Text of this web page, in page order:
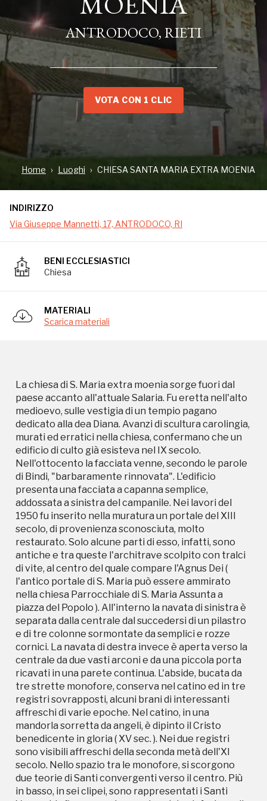
ANTRODOCO, RIETI
VOTA CON 1 CLIC
Home Luoghi CHIESA SANTA MARIA EXTRA MOENIA
INDIRIZZO
Via Giuseppe Mannetti, 17, ANTRODOCO, RI
BENI ECCLESIASTICI
Chiesa
MATERIALI
Scarica materiali
La chiesa di S. Maria extra moenia sorge fuori dal
paese accanto all'attuale Salaria. Fu eretta nell'alto
medioevo, sulle vestigia di un tempio pagano
dedicato alla dea Diana. Avanzi di scultura carolingia,
murati ed erratici nella chiesa, confermano che un
edificio di culto già esisteva nel IX secolo.
Nell'ottocento la facciata venne, secondo le parole
di Bindi, "barbaramente rinnovata". L'edificio
presenta una facciata a capanna semplice,
addossata a sinistra del campanile. Nei lavori del
1950 fu inserito nella muratura un portale del XIII
secolo, di provenienza sconosciuta, molto
restaurato. Solo alcune parti di esso, infatti, sono
antiche e tra queste l'architrave scolpito con tralci
di vite, al centro del quale compare l'Agnus Dei (
l'antico portale di S. Maria può essere ammirato
nella chiesa Parrocchiale di S. Maria Assunta a
piazza del Popolo ). All'interno la navata di sinistra è
separata dalla centrale dal succedersi di un pilastro
e di tre colonne sormontate da semplici e rozze
cornici. La navata di destra invece è aperta verso la
centrale da due vasti arconi e da una piccola porta
ricavati in una parete continua. L'abside, bucata da
tre strette monofore, conserva nel catino ed in tre
registri sovrapposti, alcuni brani di interessanti
affreschi di varie epoche. Nel catino, in una
mandorla sorretta da angeli, è dipinto il Cristo
benedicente in gloria ( XV sec. ). Nei due registri
sono visibili affreschi della seconda metà dell'XI
secolo. Nello spazio tra le monofore, si scorgono
due teorie di Santi convergenti verso il centro. Più
in basso, in sei clipei, sono rappresentati i Santi
INDIRIZZO
La chiesa di S. Maria extra moenia sorge fuori dal
paese accanto all'attuale Salaria. Fu eretta nell'alto
medioevo, sulle vestigia di un tempio pagano
edificio di culto già esisteva nel IX secolo.
Nell'ottocento la facciata venne, secondo le parole
secolo, di provenienza sconosciuta, molto
restaurato. Solo alcune parti di esso, infatti, sono
antiche e tra queste l'architrave scolpito con tralci
di vite, al centro del quale compare l'Agnus Dei (
l'antico portale di S. Maria può essere ammirato
nella chiesa Parrocchiale di S. Maria Assunta a
piazza del Popolo ). All'interno la navata di sinistra è
separata dalla centrale dal succedersi di un pilastro
e di tre colonne sormontate da semplici e rozze
cornici. La navata di destra invece è aperta verso la
centrale da due vasti arconi e da una piccola porta
ricavati in una parete continua. L'abside, bucata da
tre strette monofore, conserva nel catino ed in tre
registri sovrapposti, alcuni brani di interessanti
affreschi di varie epoche. Nel catino, in una
mandorla sorretta da angeli, è dipinto il Cristo
benedicente in gloria ( XV sec. ). Nei due registri
sono visibili affreschi della seconda metà dell'XI
secolo. Nello spazio tra le monofore, si scorgono
due teorie di Santi convergenti verso il centro. Più
in basso, in sei clipei, sono rappresentati i Santi
Vescovi. Infine compaiono nel registro inferiore, di
epoca imprecisata il toro ed i pesci. Affreschi del
XIV secolo sono visibili anche sulla testata della
navata di destra. Si possono osservare inoltre
numerosi pezzi scultorei murati in varie parti dell'
edificio: nel gradino di accesso al campanile, come
architrave e come soglia della porticina che si apre
verso l'esterno della navata di sinistra, ed infine nel
parato murario esterno dell'abside. Il campanile, nel
quale si succedono verso l'alto monofore, bifore e
trifore, mostra tracce evidenti di restauri. Le